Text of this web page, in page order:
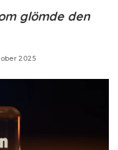
glömde den
2025